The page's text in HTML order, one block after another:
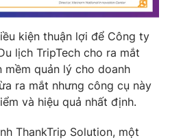
English
kiện thuận lợi để Công ty
lịch TripTech cho ra mắt
mềm quản lý cho doanh
ra mắt nhưng công cụ này
và hiệu quả nhất định.
ThankTrip Solution, một